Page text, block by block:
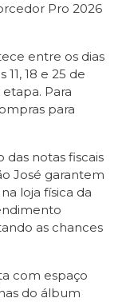
Pro 2026
entre os dias
18 e 25 de
Para
para
das notas fiscais
José garantem
loja física da
as chances
com espaço
do álbum